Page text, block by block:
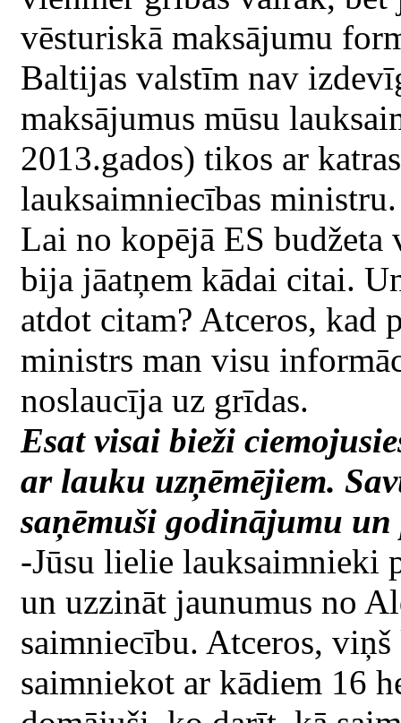
vēsturiskā maksājumu
Baltijas valstīm nav
maksājumus mūsu
2013.gados) tikos ar
lauksaimniecības
Lai no kopējā ES
bija jāatņem kādai citai.
atdot citam? Atceros, kad
ministrs man visu
noslaucīja uz grīdas.
Esat visai bieži
ar lauku uzņēmējiem.
saņēmuši godinājumu
-Jūsu lielie lauksaimnieki
un uzzināt jaunumus no
saimniecību. Atceros,
saimniekot ar kādiem 16